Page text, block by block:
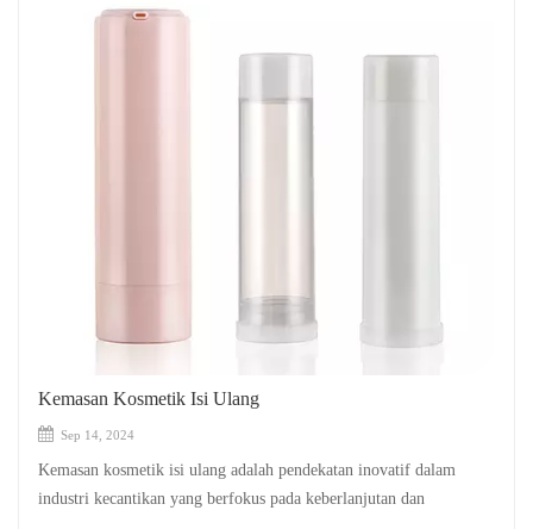
Kemasan Kosmetik Isi Ulang
Sep 14, 2024
Kemasan kosmetik isi ulang adalah pendekatan inovatif dalam
industri kecantikan yang berfokus pada keberlanjutan dan